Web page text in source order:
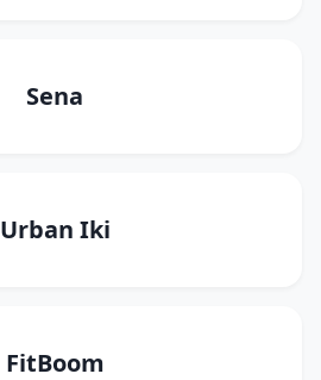
Sena
Urban Iki
FitBoom